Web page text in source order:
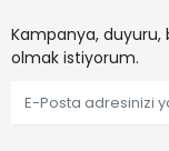
Kampanya,
olmak istiyorum.